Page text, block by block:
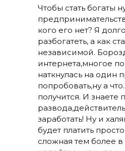
Чтобы стать богаты
кого его нет? Я
разбогатеть, а как
независимой.
интернета,многое
наткнулась на один
попробовать,ну а
получится. И знаете
заработать! Ну и
будет платить
сложная тем более